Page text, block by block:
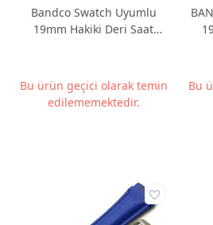
Bandco Swatch Uyumlu
19mm Hakiki Deri Saat
Bu ürün geçici olarak temin
edilememektedir.
Bu